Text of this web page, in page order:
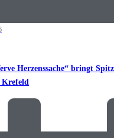
Herzenssache“ bringt
Krefeld